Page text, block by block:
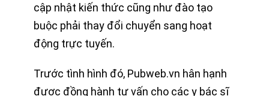
cập nhật kiến thức cũng như đào tạo
buộc phải thay đổi chuyển sang hoạt
động trực tuyến.
Trước tình hình đó, Pubweb.vn hân hạnh
được đồng hành tư vấn cho các y bác sĩ